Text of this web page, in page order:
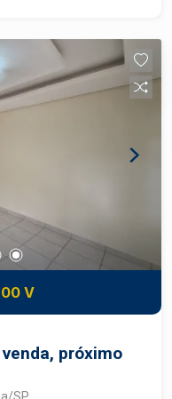
incrível para a
socializar.
transporte
acesso a
V
próximo